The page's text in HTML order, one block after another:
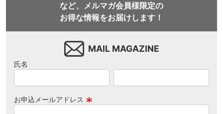
など、メルマガ会員様限定の
お得な情報をお届けします！
MAIL MAGAZINE
氏名
お申込メールアドレス